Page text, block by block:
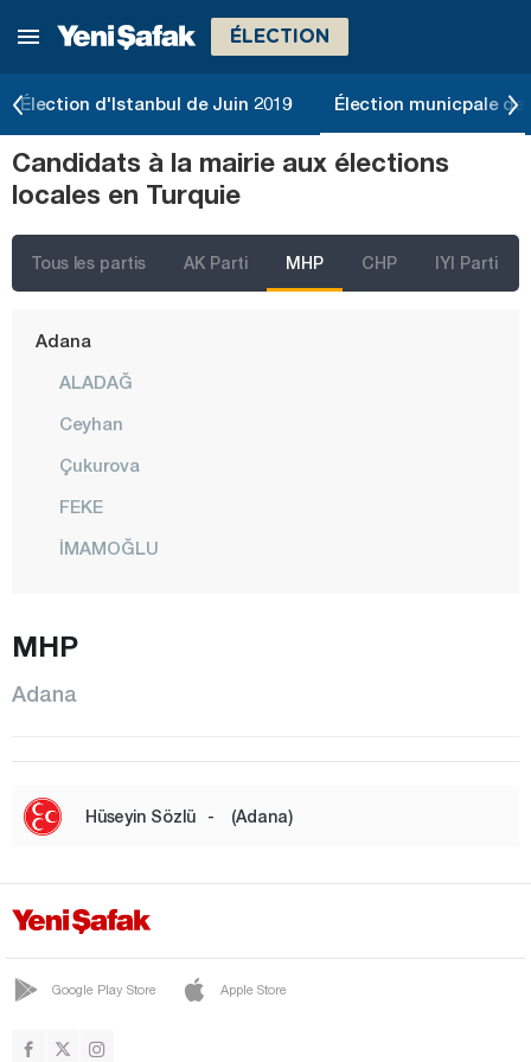
ÉLECTION
Élection d'Istanbul de Juin 2019 Élection municpale de
Candidats à la mairie aux élections
locales en Turquie
Tous les partis AK Parti MHP CHP IYI Parti
İstanbul
Izmir
Adana
ALADAĞ
Ceyhan
Çukurova
FEKE
İMAMOĞLU
TUFANBEYLİ
YUMURTALIK
Yüreğir
Adıyaman
Afyonkarahisar
MHP
Adana
Hüseyin Sözlü - (Adana)
Google Play Store Apple Store